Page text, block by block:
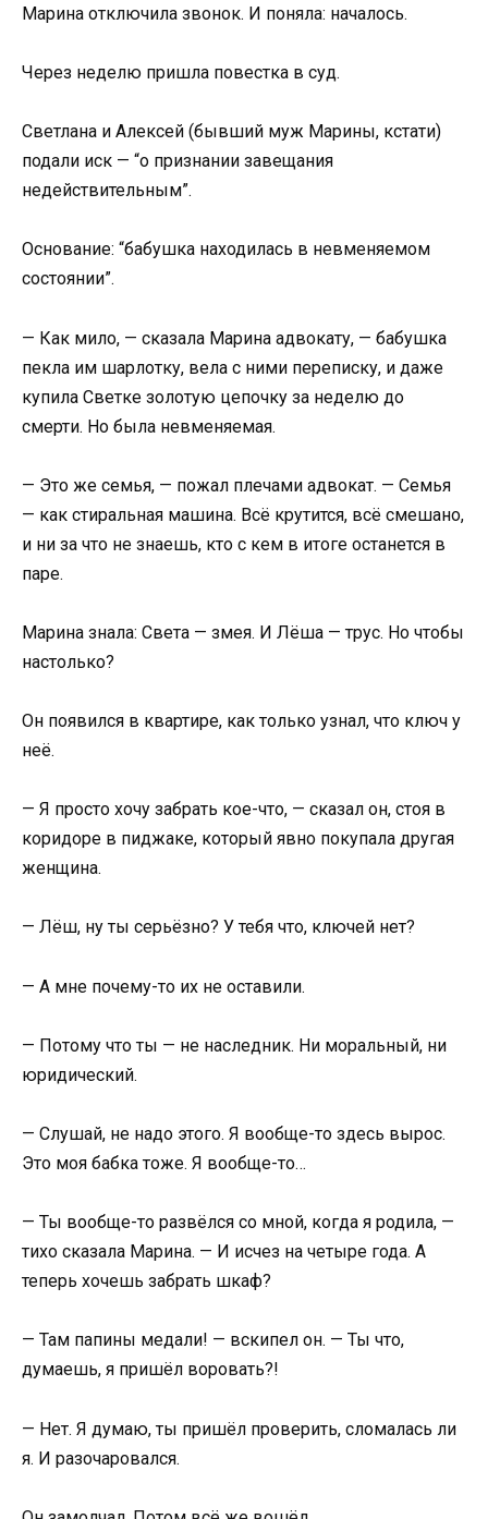
Марина отключила звонок. И поняла: началось.
Через неделю пришла повестка в суд.
Светлана и Алексей (бывший муж Марины, кстати)
подали иск — “о признании завещания
недействительным”.
Основание: “бабушка находилась в невменяемом
состоянии”.
— Как мило, — сказала Марина адвокату, — бабушка
пекла им шарлотку, вела с ними переписку, и даже
купила Светке золотую цепочку за неделю до
смерти. Но была невменяемая.
— Это же семья, — пожал плечами адвокат. — Семья
— как стиральная машина. Всё крутится, всё смешано,
и ни за что не знаешь, кто с кем в итоге останется в
паре.
Марина знала: Света — змея. И Лёша — трус. Но чтобы
настолько?
Он появился в квартире, как только узнал, что ключ у
неё.
— Я просто хочу забрать кое-что, — сказал он, стоя в
коридоре в пиджаке, который явно покупала другая
женщина.
— Лёш, ну ты серьёзно? У тебя что, ключей нет?
— А мне почему-то их не оставили.
— Потому что ты — не наследник. Ни моральный, ни
юридический.
— Слушай, не надо этого. Я вообще-то здесь вырос.
Это моя бабка тоже. Я вообще-то…
— Ты вообще-то развёлся со мной, когда я родила, —
тихо сказала Марина. — И исчез на четыре года. А
теперь хочешь забрать шкаф?
— Там папины медали! — вскипел он. — Ты что,
думаешь, я пришёл воровать?!
— Нет. Я думаю, ты пришёл проверить, сломалась ли
я. И разочаровался.